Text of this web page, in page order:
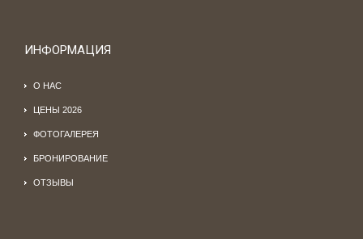
ИНФОРМАЦИЯ
О НАС
ЦЕНЫ 2026
ФОТОГАЛЕРЕЯ
БРОНИРОВАНИЕ
ОТЗЫВЫ